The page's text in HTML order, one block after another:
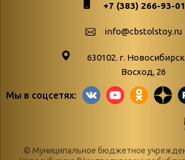
podvedenie-itogov-festivalya-
paskhalnaya-palitra
Библионочь – как ярмарка точь-в-
Конференции, семинары,
+7 (383) 266-93-01
info@cbstolstoy.ru
630102. г.
Восход, 26
Мы в соцсетях:
© Муниципальное бюджетное